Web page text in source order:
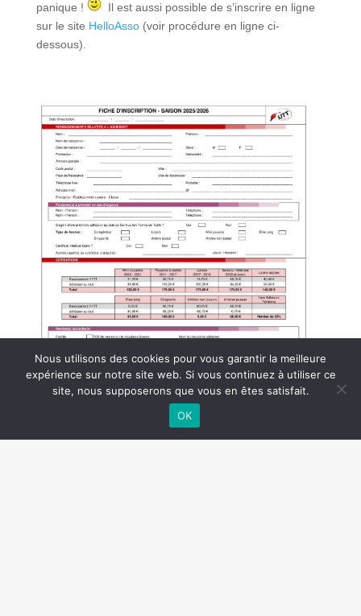
panique !
Il est aussi possible de s’inscrire en ligne
sur le site HelloAsso(voir procédure en ligne ci-
dessous).
Nous utilisons des cookies pour vous garantir la meilleure
expérience sur notre site web. Si vous continuez à utiliser ce
site, nous supposerons que vous en êtes satisfait.
OK